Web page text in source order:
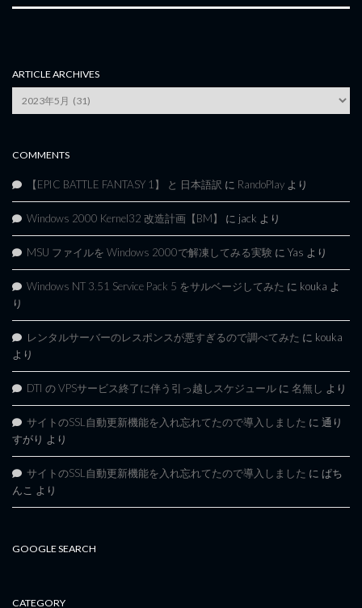
ARTICLE ARCHIVES
Archives
COMMENTS
【EPIC BATTLE FANTASY 1】 と 日本語訳 に RandoPlay より
Windows 2000 Kernel32 改造計画【BM】 に jack より
MSU ファイルを Windows 2000で解凍してみる実験 に Yas より
Windows NT 3.51 Service Pack 5 をサルベージしてみた に kouka よ
り
レンタルサーバーのレスポンスが悪すぎるので調べてみた に kouka
より
DTI の VPSサービス終了に伴う引っ越しスケジュール に 名無し より
サイトのSSL自動更新機能を入れ忘れてたので導入しました に 通り
すがり より
サイトのSSL自動更新機能を入れ忘れてたので導入しました に ぱち
んこ より
GOOGLE SEARCH
CATEGORY